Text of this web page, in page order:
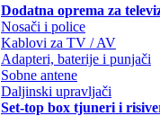
Dodatna oprema za
Nosači i police
Kablovi za TV / AV
Adapteri, baterije i punjači
Sobne antene
Daljinski upravljači
Set-top box tjuneri i